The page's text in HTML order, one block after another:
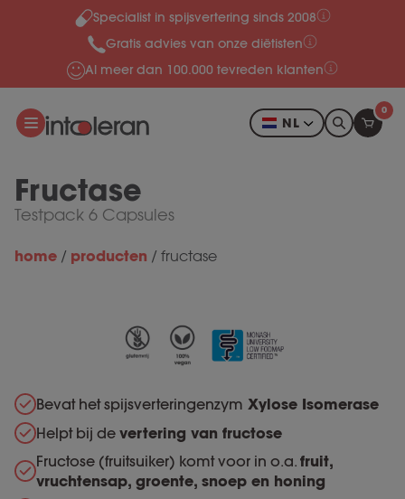
Meteen naar de content
Specialist in spijsvertering sinds 2008
Gratis advies van onze diëtisten
Al meer dan 100.000 tevreden klanten
NL
0
Fructase
Testpack 6 Capsules
home / producten / fructase
Bevat het spijsverteringenzym Xylose Isomerase
Helpt bij de vertering van fructose
Fructose (fruitsuiker) komt voor in o.a. fruit,
vruchtensap, groente, snoep en honing